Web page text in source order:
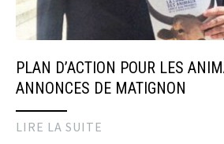
PLAN D’ACTION POUR LES
ANNONCES DE MATIGNON
LIRE LA SUITE